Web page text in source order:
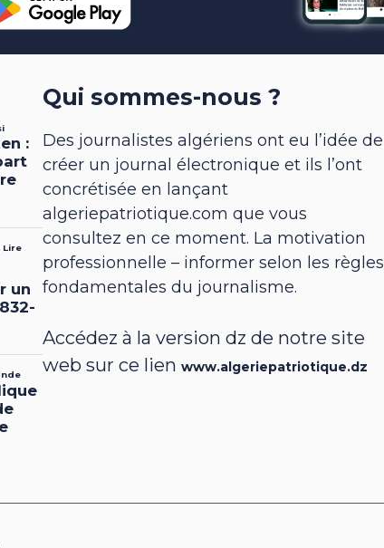
Qui sommes-nous ?
Des journalistes algériens ont eu l’idée de
créer un journal électronique et ils l’ont
concrétisée en lançant
algeriepatriotique.com que vous
consultez en ce moment. La motivation
professionnelle – informer selon les règles
fondamentales du journalisme.
Accédez à la version dz de notre site
web sur ce lienwww.algeriepatriotique.dz